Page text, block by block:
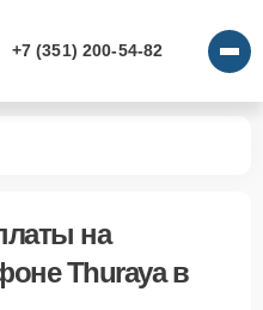
+7 (351) 200-54-82
на
Thuraya в